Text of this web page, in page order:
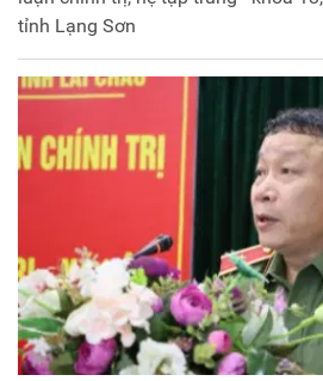
tỉnh Lạng Sơn